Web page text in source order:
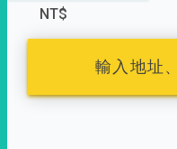
NT$
輸入地址